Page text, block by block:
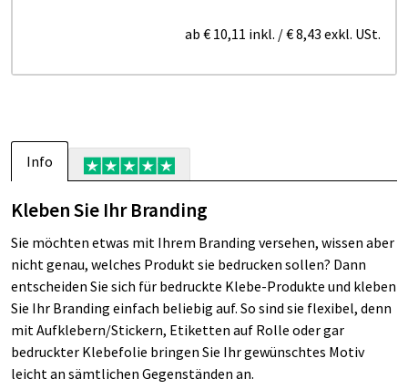
ab € 10,11 inkl. /€ 8,43 exkl. USt.
Info
Kleben Sie Ihr Branding
Sie möchten etwas mit Ihrem Branding versehen, wissen aber
nicht genau, welches Produkt sie bedrucken sollen? Dann
entscheiden Sie sich für bedruckte Klebe-Produkte und kleben
Sie Ihr Branding einfach beliebig auf. So sind sie flexibel, denn
mit Aufklebern/Stickern, Etiketten auf Rolle oder gar
bedruckter Klebefolie bringen Sie Ihr gewünschtes Motiv
leicht an sämtlichen Gegenständen an.